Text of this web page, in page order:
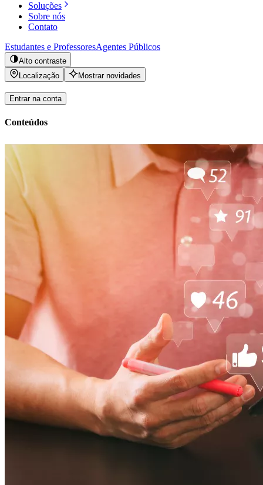
Soluções
Sobre nós
Contato
Estudantes e ProfessoresAgentes Públicos
Alto contraste
Localização
Mostrar novidades
Entrar na conta
Conteúdos